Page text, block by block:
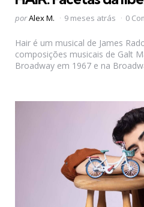
Postado
porAlex M. 9 meses atrás 0
Hair é um musical de James
composições musicais de Galt
Broadway em 1967 e na